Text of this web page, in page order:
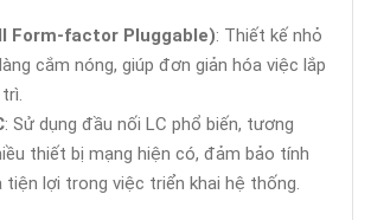
Form-factor Pluggable): Thiết kế nhỏ
cắm nóng, giúp đơn giản hóa việc lắp
: Sử dụng đầu nối LC phổ biến, tương
thiết bị mạng hiện có, đảm bảo tính
tiện lợi trong việc triển khai hệ thống.